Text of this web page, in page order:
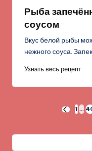
в
Рыба
соусом
Вкус белой рыбы
нежного соуса.
Узнать весь рецепт
Пагинация
записей
ПРЕД.
1 …